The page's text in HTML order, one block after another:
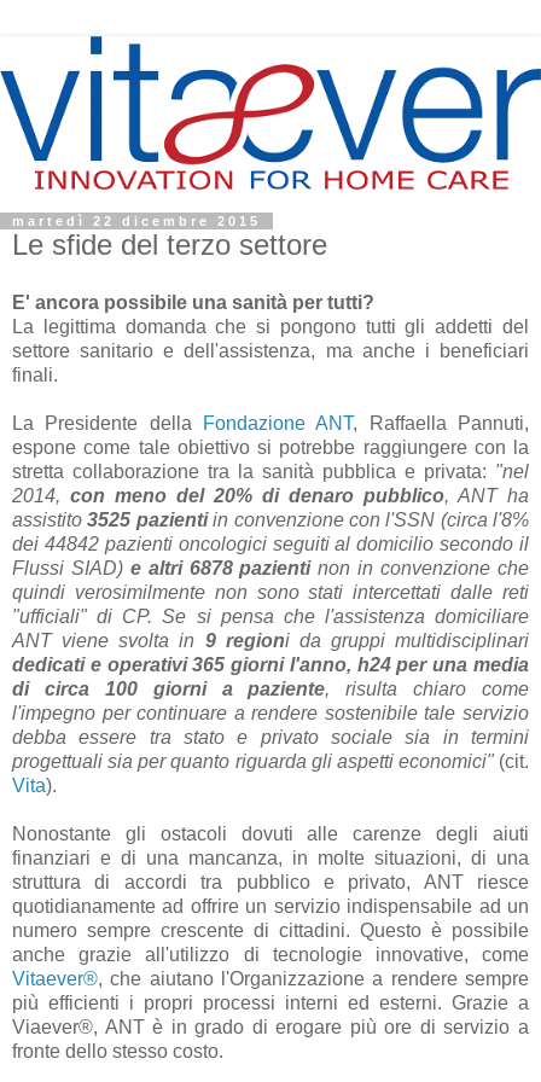
martedì 22 dicembre 2015
Le sfide del terzo settore
E' ancora possibile una sanità per tutti?
La legittima domanda che si pongono tutti gli addetti del
settore sanitario e dell'assistenza, ma anche i beneficiari
finali.
La Presidente della Fondazione ANT, Raffaella Pannuti,
espone come tale obiettivo si potrebbe raggiungere con la
stretta collaborazione tra la sanità pubblica e privata: "nel
2014, con meno del 20% di denaro pubblico, ANT ha
assistito3525 pazientiin convenzione con l'SSN (circa l'8%
dei 44842 pazienti oncologici seguiti al domicilio secondo il
Flussi SIAD) e altri 6878 pazientinon in convenzione che
quindi verosimilmente non sono stati intercettati dalle reti
"ufficiali" di CP. Se si pensa che l'assistenza domiciliare
ANT viene svolta in 9 regioni da gruppi multidisciplinari
dedicati e operativi 365 giorni l'anno, h24 per una media
di circa 100 giorni a paziente, risulta chiaro come
l'impegno per continuare a rendere sostenibile tale servizio
debba essere tra stato e privato sociale sia in termini
progettuali sia per quanto riguarda gli aspetti economici"(cit.
Vita).
Nonostante gli ostacoli dovuti alle carenze degli aiuti
finanziari e di una mancanza, in molte situazioni, di una
struttura di accordi tra pubblico e privato, ANT riesce
quotidianamente ad offrire un servizio indispensabile ad un
numero sempre crescente di cittadini. Questo è possibile
anche grazie all'utilizzo di tecnologie innovative, come
Vitaever®, che aiutano l'Organizzazione a rendere sempre
più efficienti i propri processi interni ed esterni. Grazie a
Viaever®, ANT è in grado di erogare più ore di servizio a
fronte dello stesso costo.